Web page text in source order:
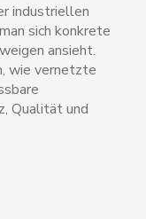
industriellen
sich konkrete
ansieht.
wie vernetzte
Qualität und